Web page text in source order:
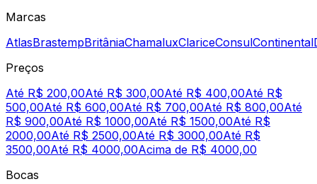
Marcas
AtlasBrastempBritâniaChamaluxClariceConsulContinental
Preços
Até R$ 200,00Até R$ 300,00Até R$ 400,00Até R$
500,00Até R$ 600,00Até R$ 700,00Até R$ 800,00Até
R$ 900,00Até R$ 1000,00Até R$ 1500,00Até R$
2000,00Até R$ 2500,00Até R$ 3000,00Até R$
3500,00Até R$ 4000,00Acima de R$ 4000,00
Bocas